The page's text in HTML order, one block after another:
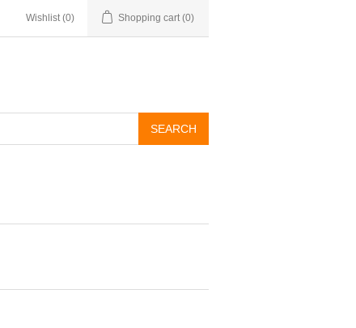
Wishlist (0) Shopping cart (0)